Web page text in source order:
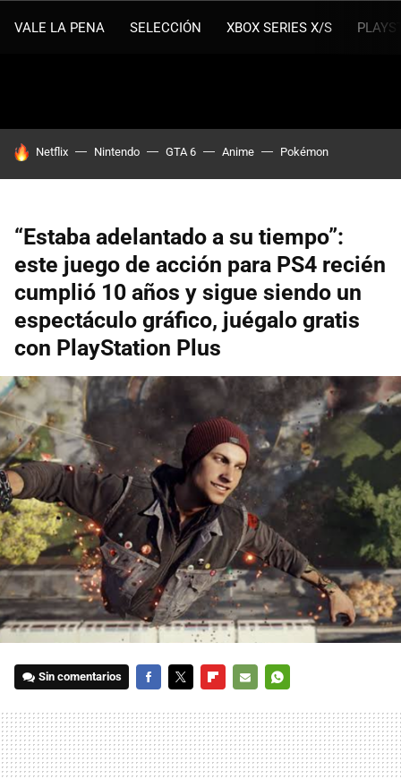
VALE LA PENA SELECCIÓN XBOX SERIES X/S
HOY SE HABLA DE
Netflix Nintendo GTA 6 Anime Pokémon
“Estaba adelantado a su tiempo”:
este juego de acción para PS4 recién
cumplió 10 años y sigue siendo un
espectáculo gráfico, juégalo gratis
con PlayStation Plus
Sin comentarios
MAIL